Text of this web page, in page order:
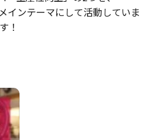
インテーマにして活動していま
！